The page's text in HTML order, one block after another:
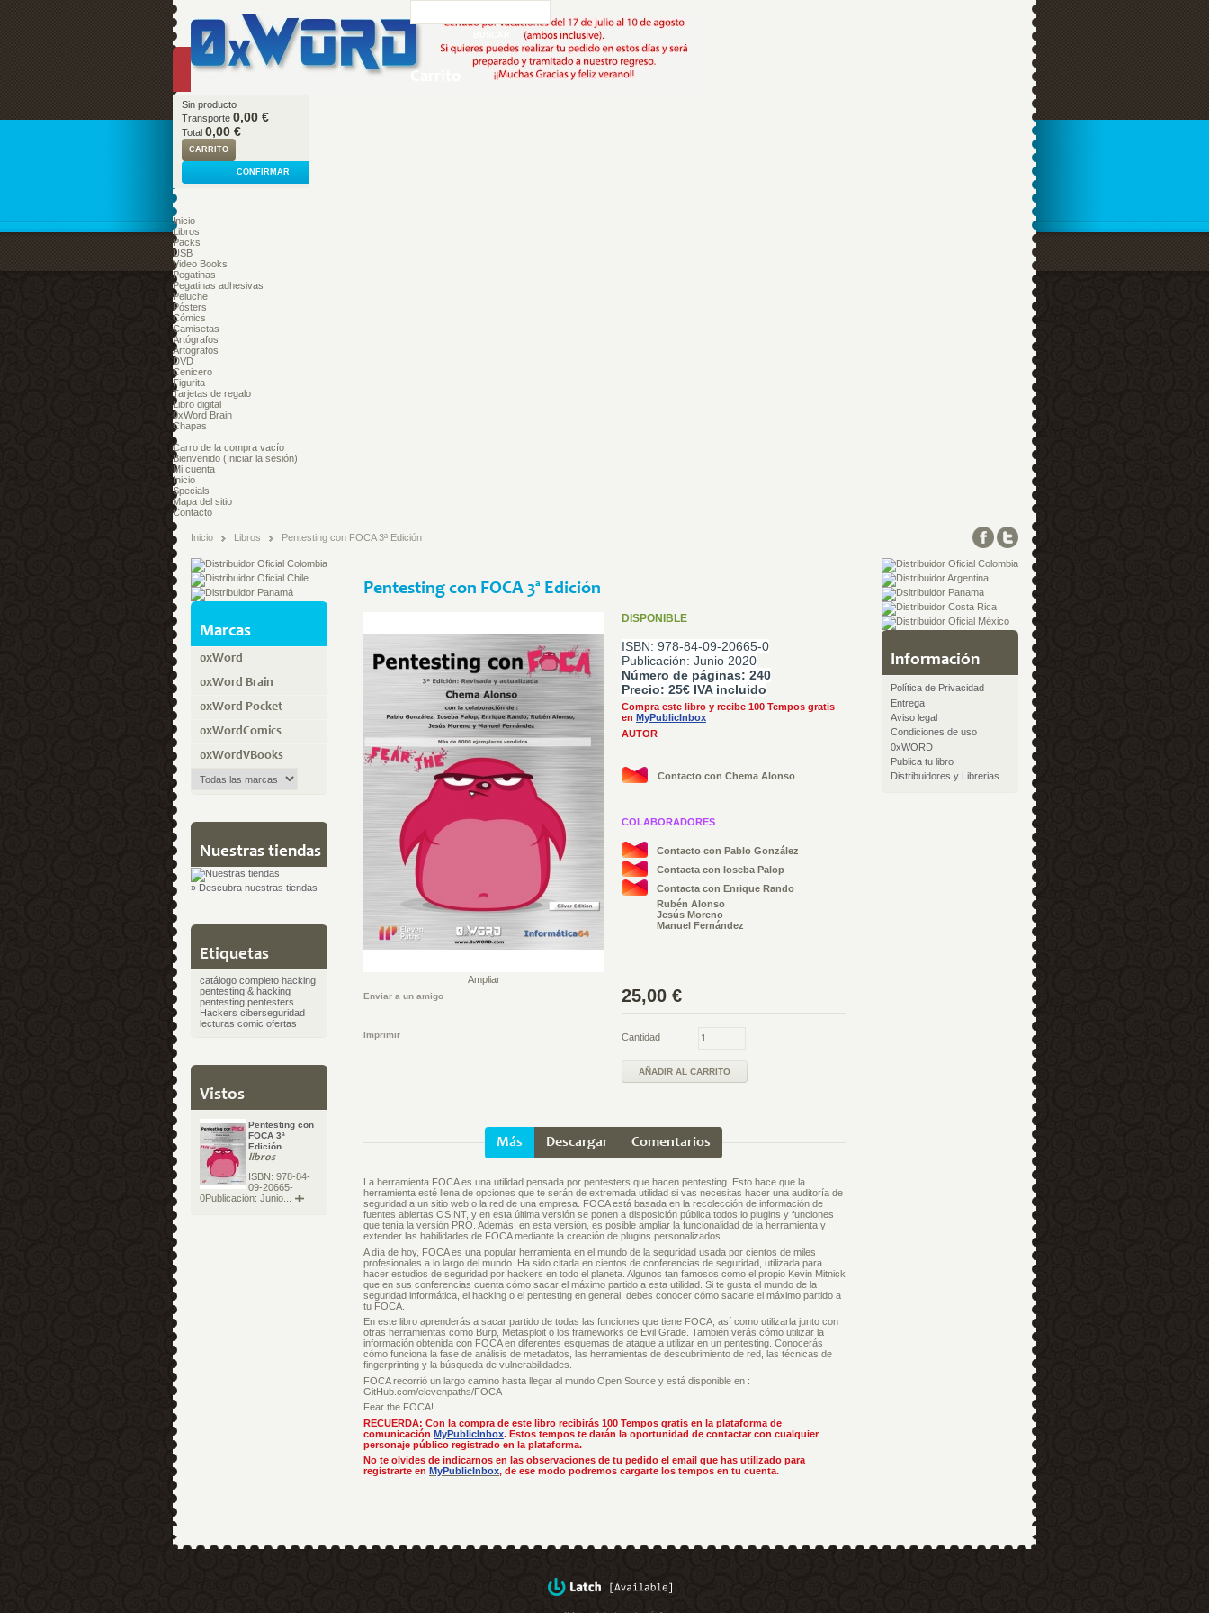
Carrito
Sin producto
Transporte 0,00 €
Total 0,00 €
CARRITO
CONFIRMAR
Inicio
Libros
Packs
USB
Video Books
Pegatinas
Pegatinas adhesivas
Peluche
Pósters
Cómics
Camisetas
Artógrafos
Artografos
DVD
Cenicero
Figurita
Tarjetas de regalo
Libro digital
0xWord Brain
Chapas
Carro de la compra vacío
Bienvenido (Iniciar la sesión)
Mi cuenta
Inicio
Specials
Mapa del sitio
Contacto
Inicio Libros Pentesting con FOCA 3ª Edición
Marcas
0xWord
0xWord Brain
0xWord Pocket
0xWordComics
0xWordVBooks
Nuestras tiendas
» Descubra nuestras tiendas
Etiquetas
catálogo completo hacking
pentesting & hacking
pentesting pentesters
Hackers ciberseguridad
lecturas comic ofertas
Vistos
Pentesting con
FOCA 3ª
Edición
libros
ISBN: 978-84-
09-20665-
0Publicación: Junio...
Pentesting con FOCA 3ª Edición
Ampliar
Enviar a un amigo
Imprimir
DISPONIBLE
ISBN: 978-84-09-20665-0
Publicación: Junio 2020
Número de páginas: 240
Precio: 25€ IVA incluido
Compra este libro y recibe 100 Tempos gratis
en MyPublicInbox
AUTOR
Contacto con Chema Alonso
COLABORADORES
Contacto con Pablo González
Contacta con Ioseba Palop
Contacta con Enrique Rando
Rubén Alonso
Jesús Moreno
Manuel Fernández
25,00 €
Cantidad
Más Descargar Comentarios
La herramienta FOCA es una utilidad pensada por pentesters que hacen pentesting. Esto hace que la
herramienta esté llena de opciones que te serán de extremada utilidad si vas necesitas hacer una auditoría de
seguridad a un sitio web o la red de una empresa. FOCA está basada en la recolección de información de
fuentes abiertas OSINT, y en esta última versión se ponen a disposición pública todos lo plugins y funciones
que tenía la versión PRO. Además, en esta versión, es posible ampliar la funcionalidad de la herramienta y
extender las habilidades de FOCA mediante la creación de plugins personalizados.
A día de hoy, FOCA es una popular herramienta en el mundo de la seguridad usada por cientos de miles
profesionales a lo largo del mundo. Ha sido citada en cientos de conferencias de seguridad, utilizada para
hacer estudios de seguridad por hackers en todo el planeta. Algunos tan famosos como el propio Kevin Mitnick
que en sus conferencias cuenta cómo sacar el máximo partido a esta utilidad. Si te gusta el mundo de la
seguridad informática, el hacking o el pentesting en general, debes conocer cómo sacarle el máximo partido a
tu FOCA.
En este libro aprenderás a sacar partido de todas las funciones que tiene FOCA, así como utilizarla junto con
otras herramientas como Burp, Metasploit o los frameworks de Evil Grade. También verás cómo utilizar la
información obtenida con FOCA en diferentes esquemas de ataque a utilizar en un pentesting. Conocerás
cómo funciona la fase de análisis de metadatos, las herramientas de descubrimiento de red, las técnicas de
fingerprinting y la búsqueda de vulnerabilidades.
FOCA recorrió un largo camino hasta llegar al mundo Open Source y está disponible en :
GitHub.com/elevenpaths/FOCA
Fear the FOCA!
RECUERDA: Con la compra de este libro recibirás 100 Tempos gratis en la plataforma de
comunicación MyPublicInbox. Estos tempos te darán la oportunidad de contactar con cualquier
personaje público registrado en la plataforma.
No te olvides de indicarnos en las observaciones de tu pedido el email que has utilizado para
registrarte en MyPublicInbox, de ese modo podremos cargarte los tempos en tu cuenta.
Información
Política de Privacidad
Entrega
Aviso legal
Condiciones de uso
0xWORD
Publica tu libro
Distribuidores y Librerias